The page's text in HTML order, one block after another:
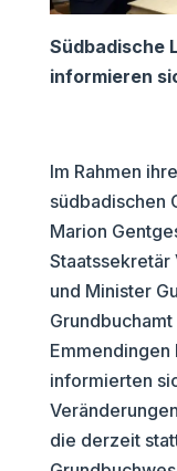
Südbadische
informieren
Im Rahmen
südbadischen
Marion
Staatssekretär
und Minister
informierten
die derzeit